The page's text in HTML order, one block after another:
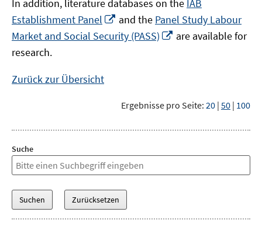
Fenster
öffnen
In addition, literature databases on the IAB
Establishment Panel
In
neuem
Fenster
and the Panel Study Labour
Market and Social Security (PASS)
In
are available for
research.
Zurück zur Übersicht
Ergebnisse pro Seite: 20 | 50 | 100
Suche